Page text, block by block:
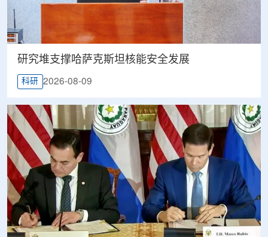
研究堆支撑哈萨克斯坦核能安全发展
科研 2026-08-09